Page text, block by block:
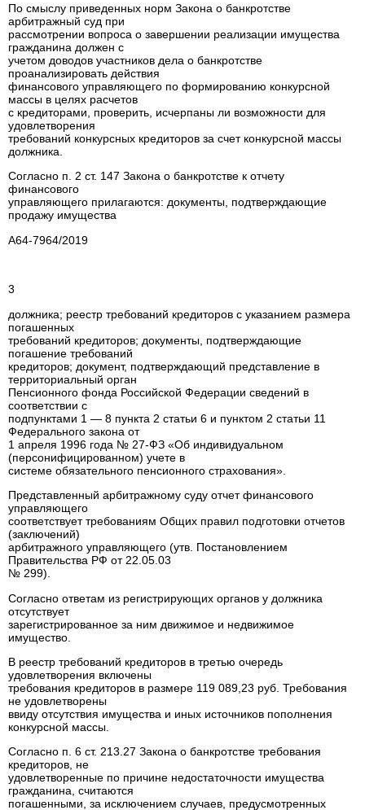
По смыслу приведенных норм Закона о банкротстве
арбитражный суд при
рассмотрении вопроса о завершении реализации имущества
гражданина должен с
учетом доводов участников дела о банкротстве
проанализировать действия
финансового управляющего по формированию конкурсной
массы в целях расчетов
с кредиторами, проверить, исчерпаны ли возможности для
удовлетворения
требований конкурсных кредиторов за счет конкурсной массы
должника.
Согласно п. 2 ст. 147 Закона о банкротстве к отчету
финансового
управляющего прилагаются: документы, подтверждающие
продажу имущества
А64-7964/2019
3
должника; реестр требований кредиторов с указанием размера
погашенных
требований кредиторов; документы, подтверждающие
погашение требований
кредиторов; документ, подтверждающий представление в
территориальный орган
Пенсионного фонда Российской Федерации сведений в
соответствии с
подпунктами 1 — 8 пункта 2 статьи 6 и пунктом 2 статьи 11
Федерального закона от
1 апреля 1996 года № 27-ФЗ «Об индивидуальном
(персонифицированном) учете в
системе обязательного пенсионного страхования».
Представленный арбитражному суду отчет финансового
управляющего
соответствует требованиям Общих правил подготовки отчетов
(заключений)
арбитражного управляющего (утв. Постановлением
Правительства РФ от 22.05.03
№ 299).
Согласно ответам из регистрирующих органов у должника
отсутствует
зарегистрированное за ним движимое и недвижимое
имущество.
В реестр требований кредиторов в третью очередь
удовлетворения включены
требования кредиторов в размере 119 089,23 руб. Требования
не удовлетворены
ввиду отсутствия имущества и иных источников пополнения
конкурсной массы.
Согласно п. 6 ст. 213.27 Закона о банкротстве требования
кредиторов, не
удовлетворенные по причине недостаточности имущества
гражданина, считаются
погашенными, за исключением случаев, предусмотренных